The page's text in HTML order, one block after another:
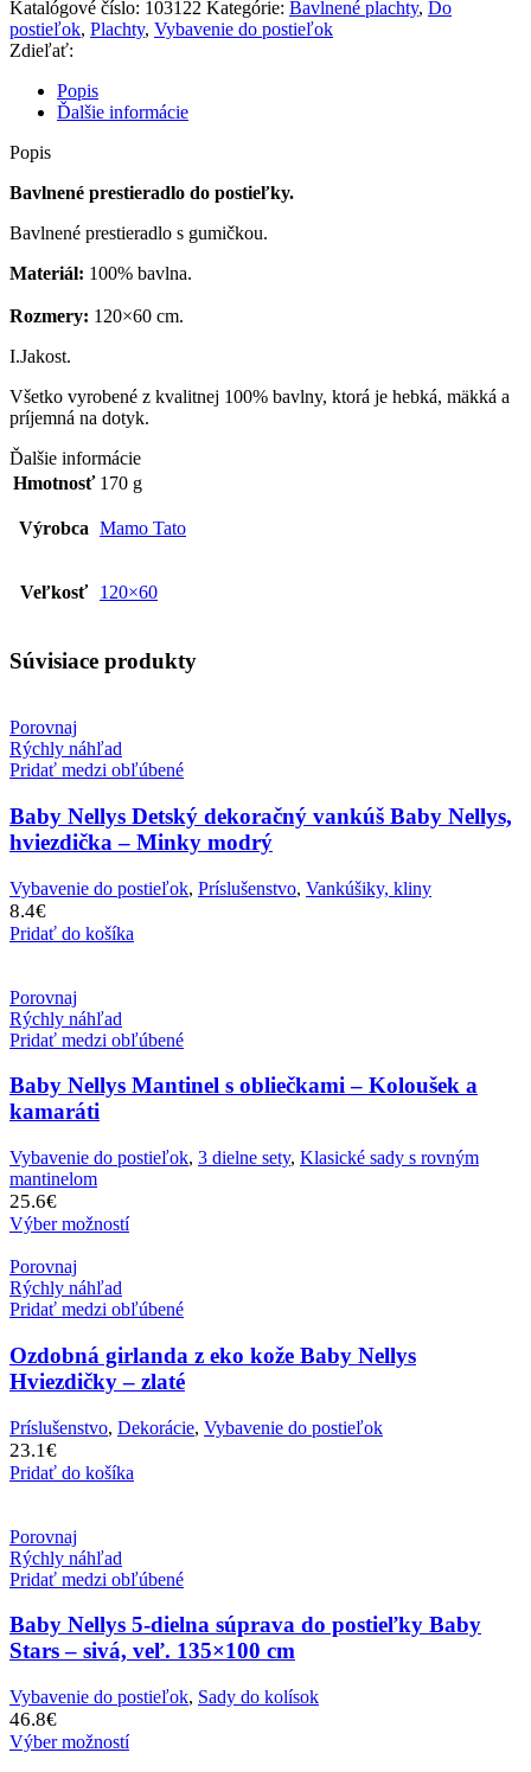
Katalógové číslo: 103122 Kategórie: Bavlnené plachty, Do
postieľok, Plachty, Vybavenie do postieľok
Zdieľať:
Popis
Ďalšie informácie
Popis
Bavlnené prestieradlo do postieľky.
Bavlnené prestieradlo s gumičkou.
Materiál: 100% bavlna.
Rozmery: 120×60 cm.
I.Jakost.
Všetko vyrobené z kvalitnej 100% bavlny, ktorá je hebká, mäkká a
príjemná na dotyk.
Ďalšie informácie
Hmotnosť 170 g
Výrobca Mamo Tato
Veľkosť 120×60
Súvisiace produkty
Porovnaj
Rýchly náhľad
Pridať medzi obľúbené
Baby Nellys Detský dekoračný vankúš Baby Nellys,
hviezdička – Minky modrý
Vybavenie do postieľok, Príslušenstvo, Vankúšiky, kliny
8.4€
Pridať do košíka
Porovnaj
Rýchly náhľad
Pridať medzi obľúbené
Baby Nellys Mantinel s obliečkami – Koloušek a
kamaráti
Vybavenie do postieľok, 3 dielne sety, Klasické sady s rovným
mantinelom
25.6€
Výber možností
Porovnaj
Rýchly náhľad
Pridať medzi obľúbené
Ozdobná girlanda z eko kože Baby Nellys
Hviezdičky – zlaté
Príslušenstvo, Dekorácie, Vybavenie do postieľok
23.1€
Pridať do košíka
Porovnaj
Rýchly náhľad
Pridať medzi obľúbené
Baby Nellys 5-dielna súprava do postieľky Baby
Stars – sivá, veľ. 135×100 cm
Vybavenie do postieľok, Sady do kolísok
46.8€
Výber možností